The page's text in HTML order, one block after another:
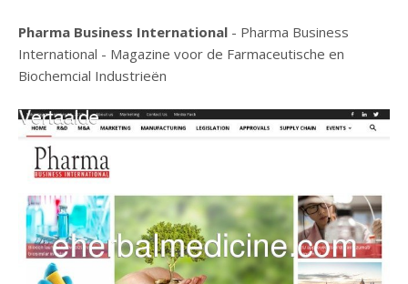
Pharma Business International - Pharma Business
International - Magazine voor de Farmaceutische en
Biochemcial Industrieën